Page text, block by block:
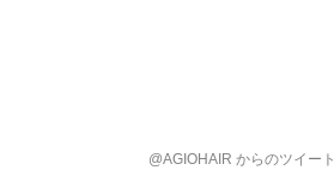
@AGIOHAIR からのツイート